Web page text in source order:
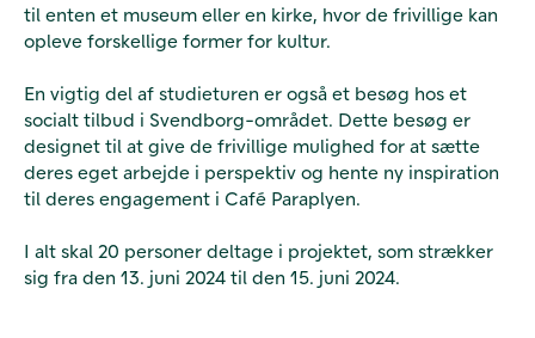
til enten et museum eller en kirke, hvor de frivillige kan
opleve forskellige former for kultur.
En vigtig del af studieturen er også et besøg hos et
socialt tilbud i Svendborg-området. Dette besøg er
designet til at give de frivillige mulighed for at sætte
deres eget arbejde i perspektiv og hente ny inspiration
til deres engagement i Café Paraplyen.
I alt skal 20 personer deltage i projektet, som strækker
sig fra den 13. juni 2024 til den 15. juni 2024.